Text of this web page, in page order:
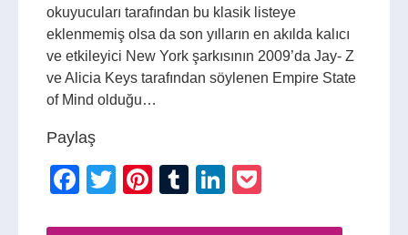
okuyucuları tarafından bu klasik listeye
eklenmemiş olsa da son yılların en akılda kalıcı
ve etkileyici New York şarkısının 2009’da Jay- Z
ve Alicia Keys tarafından söylenen Empire State
of Mind olduğu…
Paylaş
Facebook
TwitterPinterest
TumblrLinkedIn